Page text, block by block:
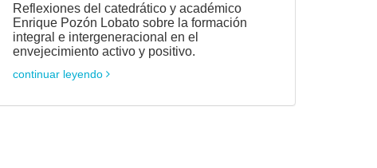
Reflexiones del catedrático y académico
Enrique Pozón Lobato sobre la formación
integral e intergeneracional en el
envejecimiento activo y positivo.
continuar leyendo